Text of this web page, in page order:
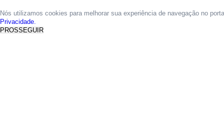
Nós utilizamos cookies para melhorar sua experiência de navegação no
Privacidade.
PROSSEGUIR